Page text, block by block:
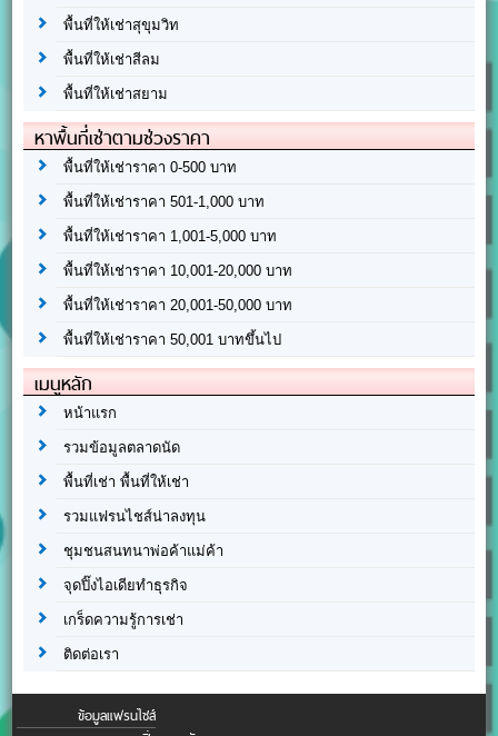
พื้นที่ให้เช่าสุขุมวิท
พื้นที่ให้เช่าสีลม
พื้นที่ให้เช่าสยาม
หาพื้นที่เช่าตามช่วงราคา
พื้นที่ให้เช่าราคา 0-500 บาท
พื้นที่ให้เช่าราคา 501-1,000 บาท
พื้นที่ให้เช่าราคา 1,001-5,000 บาท
พื้นที่ให้เช่าราคา 10,001-20,000 บาท
พื้นที่ให้เช่าราคา 20,001-50,000 บาท
พื้นที่ให้เช่าราคา 50,001 บาทขึ้นไป
เมนูหลัก
หน้าแรก
รวมข้อมูลตลาดนัด
พื้นที่เช่า พื้นที่ให้เช่า
รวมแฟรนไชส์น่าลงทุน
ชุมชนสนทนาพ่อค้าแม่ค้า
จุดปิ๊งไอเดียทำธุรกิจ
เกร็ดความรู้การเช่า
ติดต่อเรา
ข้อมูลแฟรนไชส์